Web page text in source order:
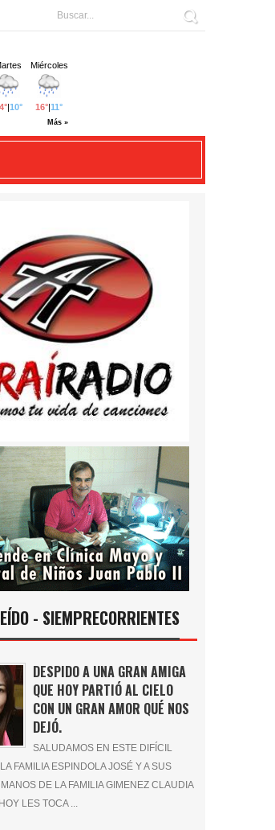
- SIEMPRECORRIENTES
DESPIDO A UNA GRAN AMIGA
QUE HOY PARTIÓ AL CIELO
CON UN GRAN AMOR QUÉ NOS
DEJÓ.
SALUDAMOS EN ESTE DIFÍCIL
FAMILIA ESPINDOLA JOSÉ Y A SUS
DE LA FAMILIA GIMENEZ CLAUDIA
LES TOCA ...